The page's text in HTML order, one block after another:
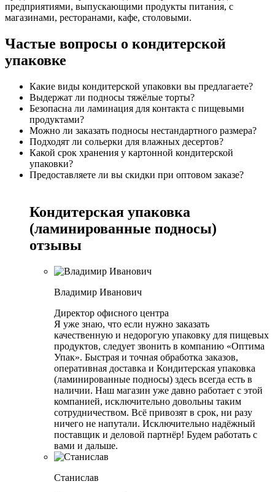
предприятиями, выпускающими продукты питания, с
магазинами, ресторанами, кафе, столовыми.
Частые вопросы о кондитерской
упаковке
Какие виды кондитерской упаковки вы предлагаете?
Выдержат ли подносы тяжёлые торты?
Безопасна ли ламинация для контакта с пищевыми
продуктами?
Можно ли заказать подносы нестандартного размера?
Подходят ли сольерки для влажных десертов?
Какой срок хранения у картонной кондитерской
упаковки?
Предоставляете ли вы скидки при оптовом заказе?
Кондитерская упаковка
(ламинированные подносы)
отзывы
Владимир Иванович
Директор офисного центра
Я уже знаю, что если нужно заказать
качественную и недорогую упаковку для пищевых
продуктов, следует звонить в компанию «Оптима
Упак». Быстрая и точная обработка заказов,
оперативная доставка и Кондитерская упаковка
(ламинированные подносы) здесь всегда есть в
наличии. Наш магазин уже давно работает с этой
компанией, исключительно довольны таким
сотрудничеством. Всё привозят в срок, ни разу
ничего не напутали. Исключительно надёжный
поставщик и деловой партнёр! Будем работать с
вами и дальше.
Станислав